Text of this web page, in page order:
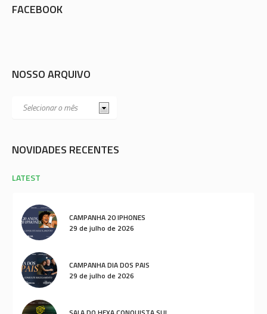
FACEBOOK
NOSSO ARQUIVO
NOVIDADES RECENTES
LATEST
CAMPANHA 20 IPHONES
29 de julho de 2026
CAMPANHA DIA DOS PAIS
29 de julho de 2026